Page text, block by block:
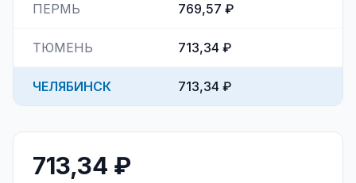
ПЕРМЬ 769,57 ₽
ТЮМЕНЬ 713,34 ₽
ЧЕЛЯБИНСК 713,34 ₽
713,34 ₽